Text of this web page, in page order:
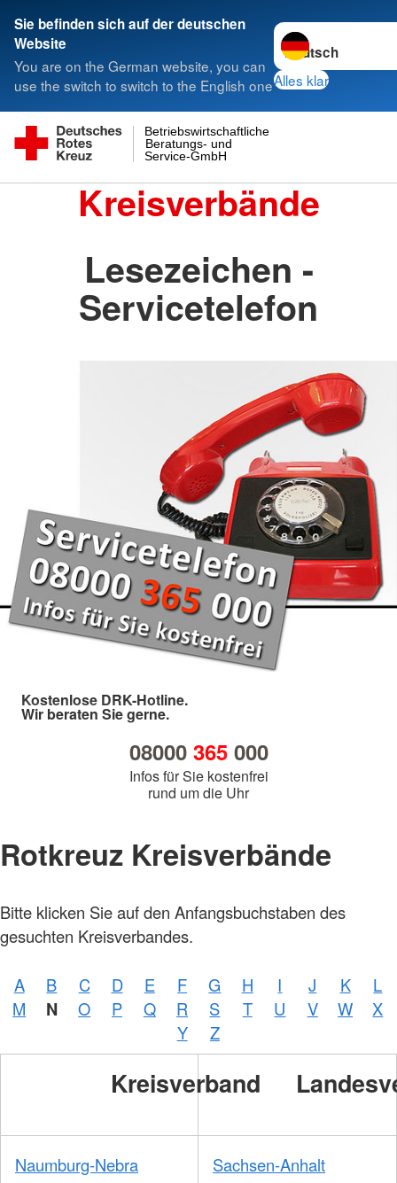
Sie befinden sich auf der deutschen
Website
You are on the German website, you can
use the switch to switch to the English one
Sprache wechseln
Alles klar
Service-GmbH
Beratungs- und
Betriebswirtschaftliche
Kreisverbände
Lesezeichen -
Servicetelefon
Kostenlose DRK-Hotline.
Wir beraten Sie gerne.
08000 365000
Infos für Sie kostenfrei
rund um die Uhr
Rotkreuz Kreisverbände
Bitte klicken Sie auf den Anfangsbuchstaben des
gesuchten Kreisverbandes.
A B C D E F G H I J K
L
M
N O P Q R S T U V W
X
Y
Z
Kreisverband
Naumburg-Nebra Sachsen-Anhalt